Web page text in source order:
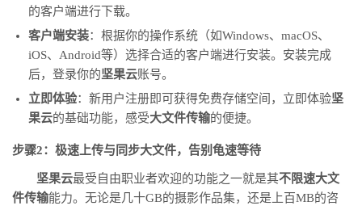
的客户端进行下载。
客户端安装：根据你的操作系统（如Windows、macOS、
iOS、Android等）选择合适的客户端进行安装。安装完成
后，登录你的坚果云账号。
立即体验：新用户注册即可获得免费存储空间，立即体验坚
果云的基础功能，感受大文件传输的便捷。
步骤2：极速上传与同步大文件，告别龟速等待
坚果云最受自由职业者欢迎的功能之一就是其不限速大文
件传输能力。无论是几十GB的摄影作品集，还是上百MB的咨